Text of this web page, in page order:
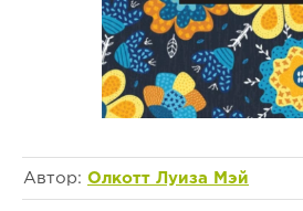
Автор: Олкотт Луиза Мэй